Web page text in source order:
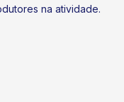
na atividade.